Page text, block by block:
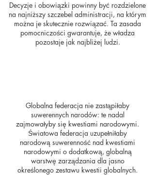
Decyzje i obowiązki powinny być rozdzielone
na najniższy szczebel administracji, na którym
można je skutecznie rozwiązać. Ta zasada
pomocniczości gwarantuje, że władza
pozostaje jak najbliżej ludzi.
Globalna federacja nie zastąpiłaby
suwerennych narodów: te nadal
zajmowałyby się kwestiami narodowymi.
Światowa federacja uzupełniłaby
narodową suwerenność nad kwestiami
narodowymi o dodatkową, globalną
warstwę zarządzania dla jasno
określonego zestawu kwestii globalnych.